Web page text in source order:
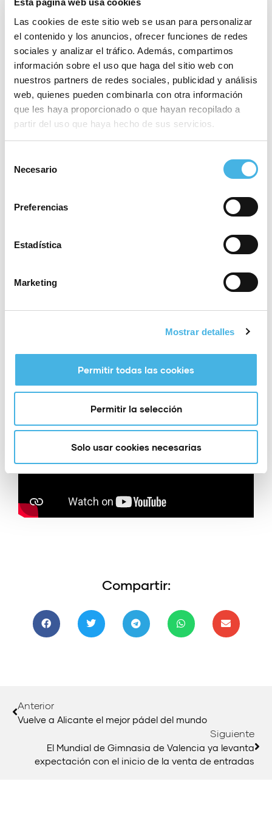
Esta página web usa cookies
Las cookies de este sitio web se usan para personalizar
el contenido y los anuncios, ofrecer funciones de redes
sociales y analizar el tráfico. Además, compartimos
información sobre el uso que haga del sitio web con
nuestros partners de redes sociales, publicidad y análisis
web, quienes pueden combinarla con otra información
que les haya proporcionado o que hayan recopilado a
partir del uso que haya hecho de sus servicios.
Necesario
Preferencias
Estadística
Marketing
Mostrar detalles
Permitir todas las cookies
Permitir la selección
Solo usar cookies necesarias
La Copa del Mundo de València se disputará en
distancia olímpica en el entorno de La Marina de
València. Los mejores triatletas del mundo
conocen el circuito y la ciudad. Recordemos que
al podio de la Copa del Mundo de València se han
subido triatletas de la talla de Vincent Luis,
Alistair Brownlee, Mario Mola o Beth Potter o Lisa
que conoceremos semanas antes de la
Fechas del circuito
MTRI Alicante – 13/14 mayo
MTRI València | Copa del Mundo de Triatlón –
https://t.co/OJTM3pD9dI
scripciones/
Compartir:
Anterior
Vuelve a Alicante el mejor pádel del mundo
Siguiente
El Mundial de Gimnasia de Valencia ya levanta
expectación con el inicio de la venta de entradas